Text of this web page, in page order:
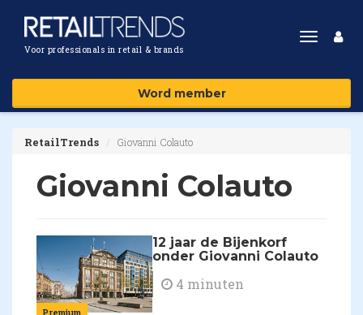
Voor professionals in retail & brands
Toggle
Word member
RetailTrends Giovanni Colauto
Giovanni Colauto
Premium
12 jaar de Bijenkorf
onder Giovanni Colauto
4 minuten